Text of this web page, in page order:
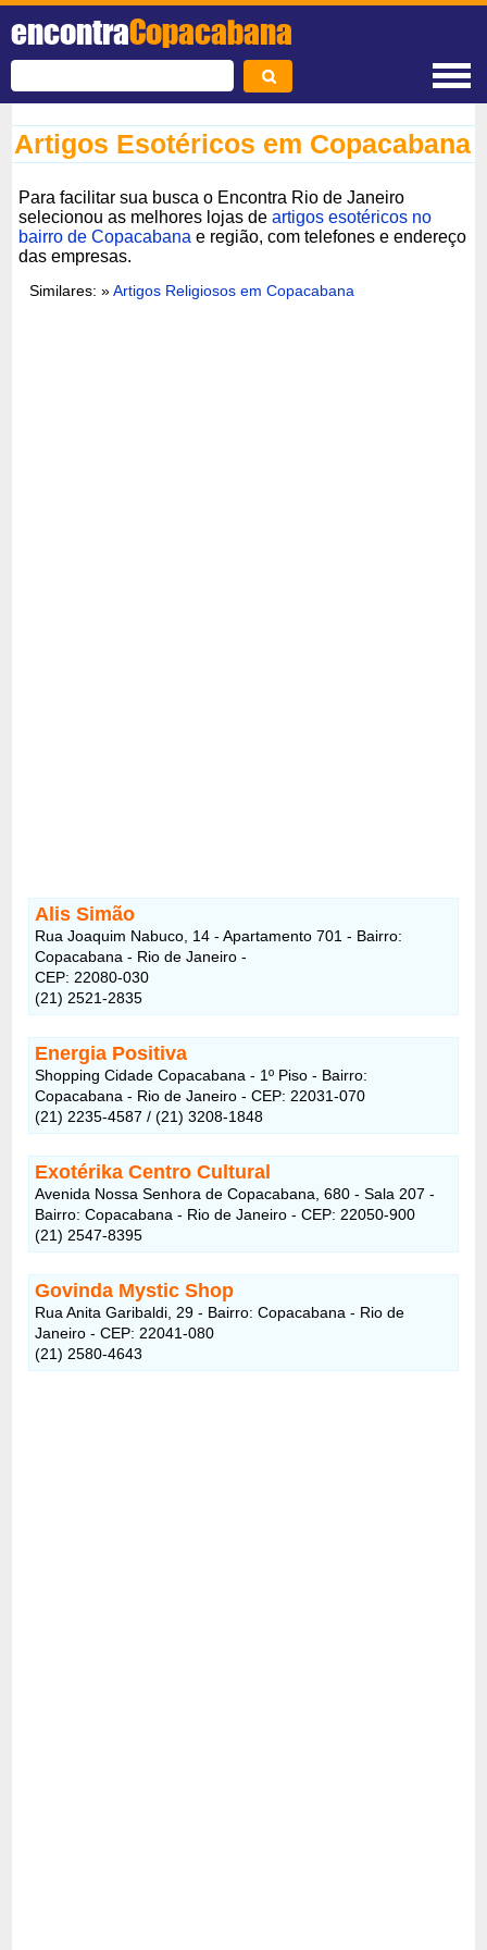
encontraCopacabana
Artigos Esotéricos em Copacabana
Para facilitar sua busca o Encontra Rio de Janeiro
selecionou as melhores lojas deartigos esotéricos no
bairro de Copacabana e região, com telefones e endereço
das empresas.
Similares: »Artigos Religiosos em Copacabana
Alis Simão
Rua Joaquim Nabuco, 14 - Apartamento 701 - Bairro:
Copacabana - Rio de Janeiro -
CEP: 22080-030
(21) 2521-2835
Energia Positiva
Shopping Cidade Copacabana - 1º Piso - Bairro:
Copacabana - Rio de Janeiro - CEP: 22031-070
(21) 2235-4587 / (21) 3208-1848
Exotérika Centro Cultural
Avenida Nossa Senhora de Copacabana, 680 - Sala 207 -
Bairro: Copacabana - Rio de Janeiro - CEP: 22050-900
(21) 2547-8395
Govinda Mystic Shop
Rua Anita Garibaldi, 29 - Bairro: Copacabana - Rio de
Janeiro - CEP: 22041-080
(21) 2580-4643